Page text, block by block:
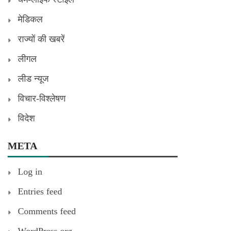
मेडिकल
राज्यों की खबरें
लीगल
लीड न्यूज
विचार-विश्लेषण
विदेश
META
Log in
Entries feed
Comments feed